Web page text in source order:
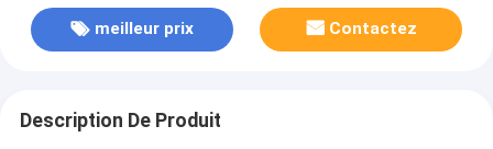
d'étiquettes de coup pour l'habillement
meilleur prix Contactez
Description De Produit